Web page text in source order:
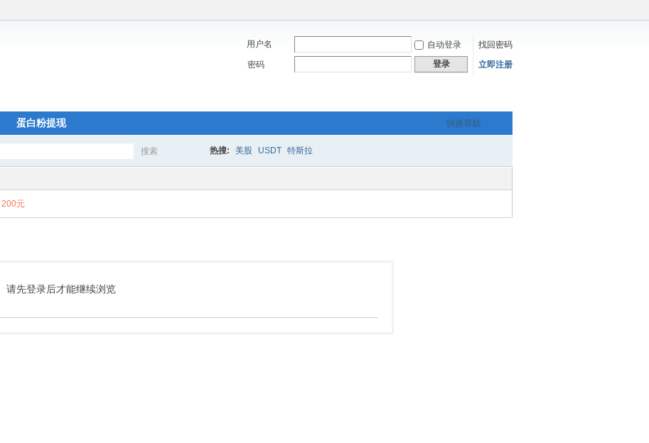
用户名 自动登录
找回密码
密码
登录 立即注册
快捷导航
蛋白粉提现
搜索 热搜: 美股 USDT 特斯拉
200元
请先登录后才能继续浏览